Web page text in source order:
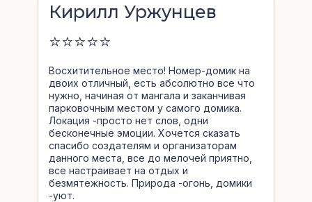
⭐⭐⭐⭐⭐
Кирилл Уржунцев
Восхитительное место! Номер-домик на
двоих отличный, есть абсолютно все что
нужно, начиная от мангала и заканчивая
парковочным местом у самого домика.
Локация -просто нет слов, одни
бесконечные эмоции. Хочется сказать
спасибо создателям и организаторам
данного места, все до мелочей приятно,
все настраивает на отдых и
безмятежность. Природа -огонь, домики
-уют.